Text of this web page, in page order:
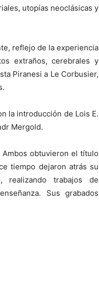
utopías neoclásicas y
reflejo de la experiencia
extraños, cerebrales y
Piranesi a Le Corbusier,
la introducción de Lois E.
Mergold.
Ambos obtuvieron el título
tiempo dejaron atrás su
realizando trabajos de
Sus grabados